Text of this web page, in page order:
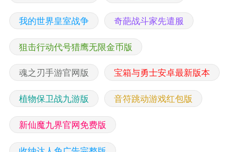
我的世界皇室战争 奇葩战斗家先遣服
狙击行动代号猎鹰无限金币版
魂之刃手游官网版 宝箱与勇士安卓最新版本
植物保卫战九游版 音符跳动游戏红包版
新仙魔九界官网免费版